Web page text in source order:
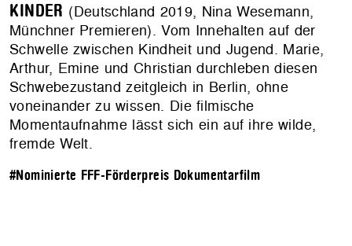
KINDER (Deutschland 2019, Nina Wesemann,
Münchner Premieren). Vom Innehalten auf der
Schwelle zwischen Kindheit und Jugend. Marie,
Arthur, Emine und Christian durchleben diesen
Schwebezustand zeitgleich in Berlin, ohne
voneinander zu wissen. Die filmische
Momentaufnahme lässt sich ein auf ihre wilde,
fremde Welt.
#Nominierte FFF-Förderpreis Dokumentarfilm